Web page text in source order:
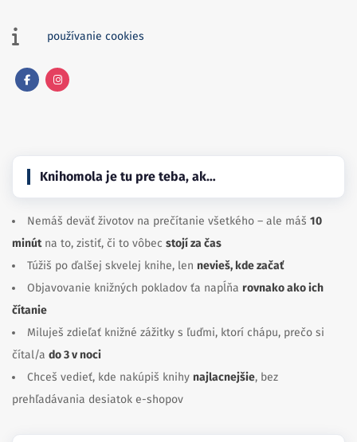
používanie cookies
Knihomola je tu pre teba, ak…
Nemáš deväť životov na prečítanie všetkého – ale máš 10
minútna to, zistiť, či to vôbec stojí za čas
Túžiš po ďalšej skvelej knihe, len nevieš, kde začať
Objavovanie knižných pokladov ťa napĺňa rovnako ako ich
čítanie
Miluješ zdieľať knižné zážitky s ľuďmi, ktorí chápu, prečo si
čítal/a do 3 v noci
Chceš vedieť, kde nakúpiš knihy najlacnejšie, bez
prehľadávania desiatok e-shopov